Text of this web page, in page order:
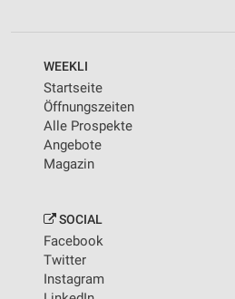
WEEKLI
Startseite
Öffnungszeiten
Alle Prospekte
Angebote
Magazin
SOCIAL
Facebook
Twitter
Instagram